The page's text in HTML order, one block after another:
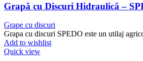
Grapă cu Discuri Hidraulică –
Grape cu discuri
Grapa cu discuri SPEDO este un utilaj
Add to wishlist
Quick view